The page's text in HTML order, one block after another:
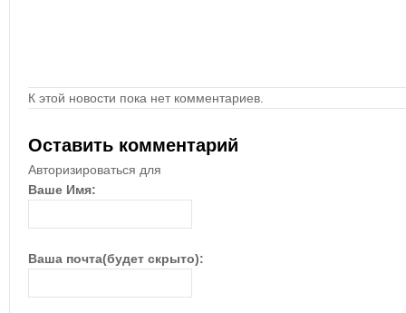
К этой новости пока нет комментариев.
Оставить комментарий
Авторизироваться для
Ваше Имя:
Ваша почта(будет скрыто):